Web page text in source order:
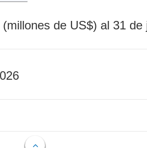
de US$) al 31 de